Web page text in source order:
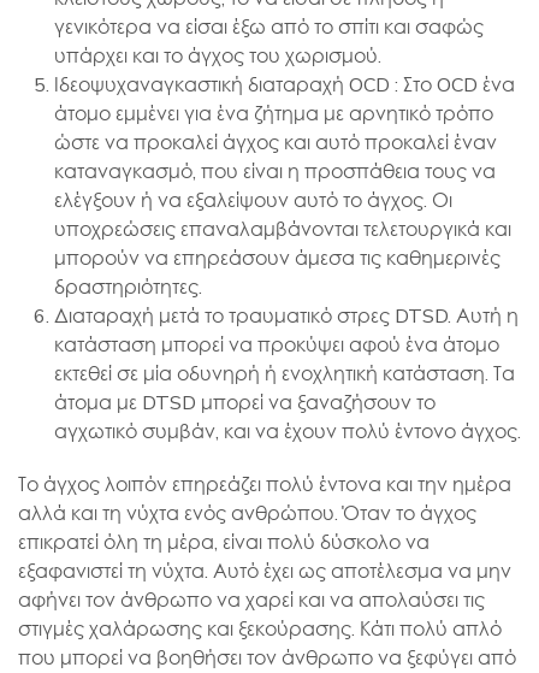
γενικότερα να είσαι έξω από το σπίτι και σαφώς
υπάρχει και το άγχος του χωρισμού.
Ιδεοψυχαναγκαστική διαταραχή OCD : Στο OCD ένα
άτομο εμμένει για ένα ζήτημα με αρνητικό τρόπο
ώστε να προκαλεί άγχος και αυτό προκαλεί έναν
καταναγκασμό, που είναι η προσπάθεια τους να
ελέγξουν ή να εξαλείψουν αυτό το άγχος. Οι
υποχρεώσεις επαναλαμβάνονται τελετουργικά και
μπορούν να επηρεάσουν άμεσα τις καθημερινές
δραστηριότητες.
Διαταραχή μετά το τραυματικό στρες DTSD. Αυτή η
κατάσταση μπορεί να προκύψει αφού ένα άτομο
εκτεθεί σε μία οδυνηρή ή ενοχλητική κατάσταση. Τα
άτομα με DTSD μπορεί να ξαναζήσουν το
αγχωτικό συμβάν, και να έχουν πολύ έντονο άγχος.
Το άγχος λοιπόν επηρεάζει πολύ έντονα και την ημέρα
αλλά και τη νύχτα ενός ανθρώπου. Όταν το άγχος
επικρατεί όλη τη μέρα, είναι πολύ δύσκολο να
εξαφανιστεί τη νύχτα. Αυτό έχει ως αποτέλεσμα να μην
αφήνει τον άνθρωπο να χαρεί και να απολαύσει τις
στιγμές χαλάρωσης και ξεκούρασης. Κάτι πολύ απλό
που μπορεί να βοηθήσει τον άνθρωπο να ξεφύγει από